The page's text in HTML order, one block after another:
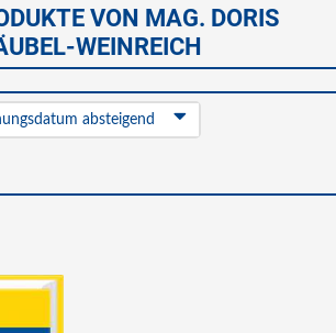
VON MAG. DORIS
WEINREICH
absteigend